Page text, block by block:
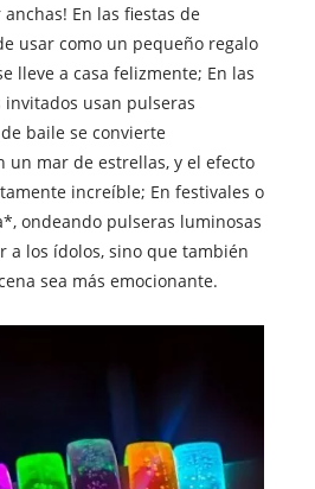
En las fiestas de
usar como un pequeño regalo
lleve a casa felizmente; En las
invitados usan pulseras
baile se convierte
un mar de estrellas, y el efecto
increíble; En festivales o
ondeando pulseras luminosas
a los ídolos, sino que también
sea más emocionante.